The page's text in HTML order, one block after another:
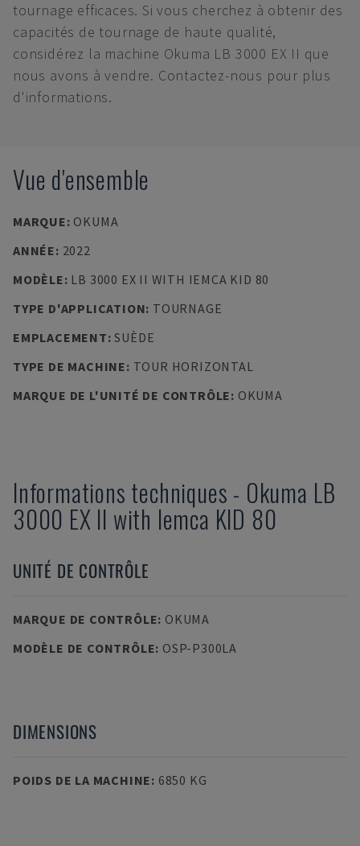
tournage efficaces. Si vous cherchez à obtenir des
capacités de tournage de haute qualité,
considérez la machine Okuma LB 3000 EX II que
nous avons à vendre. Contactez-nous pour plus
d'informations.
Vue d'ensemble
MARQUE: OKUMA
ANNÉE: 2022
MODÈLE: LB 3000 EX II WITH IEMCA KID 80
TYPE D'APPLICATION: TOURNAGE
EMPLACEMENT:SUÈDE
TYPE DE MACHINE: TOUR HORIZONTAL
MARQUE DE L'UNITÉ DE CONTRÔLE: OKUMA
Informations techniques - Okuma LB
3000 EX II with Iemca KID 80
UNITÉ DE CONTRÔLE
MARQUE DE CONTRÔLE: OKUMA
MODÈLE DE CONTRÔLE: OSP-P300LA
DIMENSIONS
POIDS DE LA MACHINE: 6850 KG